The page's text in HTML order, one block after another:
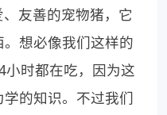
友善的宠物猪，它
想必像我们这样的
时都在吃，因为这
的知识。不过我们